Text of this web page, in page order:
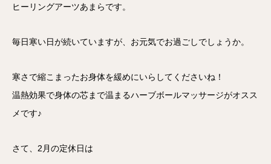
ヒーリングアーツあまらです。
毎日寒い日が続いていますが、お元気でお過ごしでしょうか。
寒さで縮こまったお身体を緩めにいらしてくださいね！
温熱効果で身体の芯まで温まるハーブボールマッサージがオスス
メです♪
さて、2月の定休日は